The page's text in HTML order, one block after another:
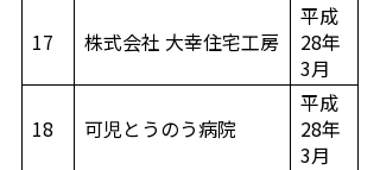
17 株式会社 大幸住宅工房
平成
28年
3月
18 可児とうのう病院
平成
28年
3月